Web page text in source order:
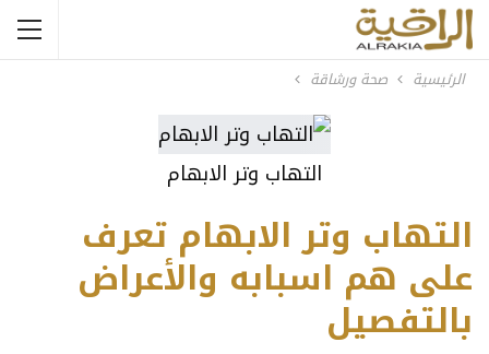
الرئيسية صحة ورشاقة
التهاب وتر الابهام
التهاب وتر الابهام تعرف
على هم اسبابه والأعراض
بالتفصيل